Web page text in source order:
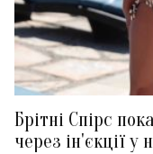
Брітні Спірс
через ін'єкції у